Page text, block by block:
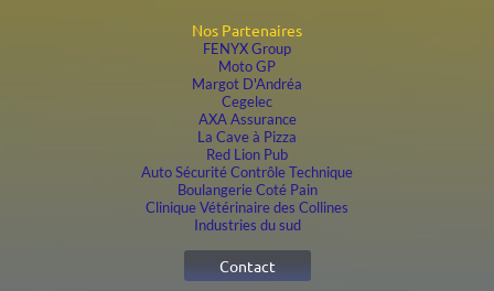
Nos Partenaires
FENYX Group
Moto GP
Margot D'Andréa
Cegelec
AXA Assurance
La Cave à Pizza
Red Lion Pub
Auto Sécurité Contrôle Technique
Boulangerie Coté Pain
Clinique Vétérinaire des Collines
Industries du sud
Contact